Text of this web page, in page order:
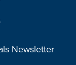
Newsletter